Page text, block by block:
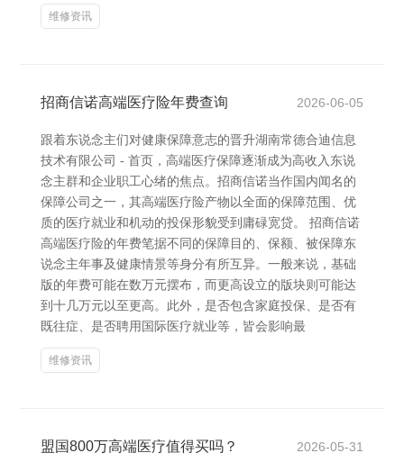
维修资讯
招商信诺高端医疗险年费查询 2026-06-05
跟着东说念主们对健康保障意志的晋升湖南常德合迪信息
技术有限公司 - 首页，高端医疗保障逐渐成为高收入东说
念主群和企业职工心绪的焦点。招商信诺当作国内闻名的
保障公司之一，其高端医疗险产物以全面的保障范围、优
质的医疗就业和机动的投保形貌受到庸碌宽贷。 招商信诺
高端医疗险的年费笔据不同的保障目的、保额、被保障东
说念主年事及健康情景等身分有所互异。一般来说，基础
版的年费可能在数万元摆布，而更高设立的版块则可能达
到十几万元以至更高。此外，是否包含家庭投保、是否有
既往症、是否聘用国际医疗就业等，皆会影响最
维修资讯
盟国800万高端医疗值得买吗？ 2026-05-31